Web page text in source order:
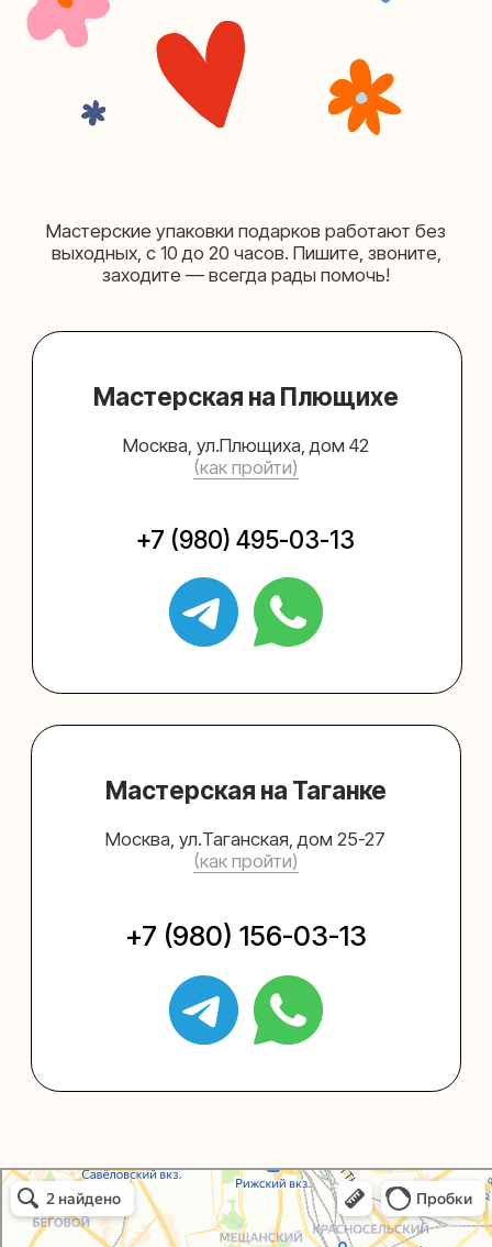
Упаковали Онлайн в Москве
Москва
© 2021-2025, ООО "УПАКОВАЛИ ОНЛАЙН"
Сайт разработалаbogachevas
help@upakovali.online
Sospeso wrap
О нас
Упаковать подарок
В личный кабинет
+7 (495) 005-03-13